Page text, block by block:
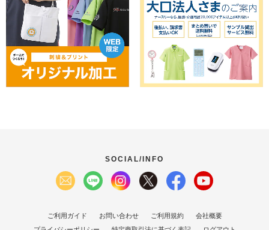
SOCIAL/INFO
ご利用ガイド お問い合わせ ご利用規約
会社概要